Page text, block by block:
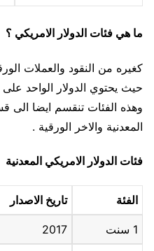
ما هي فئات الدولار الامريكي ؟
كغيره من النقود والعملات
حيث يحتوي الدولار الواحد
وهذه الفئات تنقسم ايضا الى
المعدنية والاخر الورقية .
فئات الدولار الامريكي المعدنية
الفئة تاريخ الاصدار
1 سنت 2017